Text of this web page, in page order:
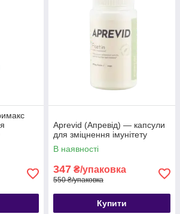
Aprevid (Апревід) — капсули
для зміцнення імунітету
В наявності
347 ₴/упаковка
550 ₴/упаковка
Купити